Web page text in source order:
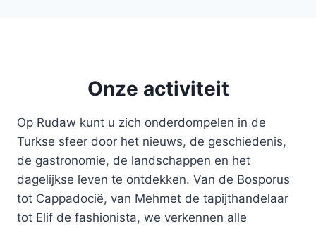
Onze activiteit
Op Rudaw kunt u zich onderdompelen in de
Turkse sfeer door het nieuws, de geschiedenis,
de gastronomie, de landschappen en het
dagelijkse leven te ontdekken. Van de Bosporus
tot Cappadocië, van Mehmet de tapijthandelaar
tot Elif de fashionista, we verkennen alle